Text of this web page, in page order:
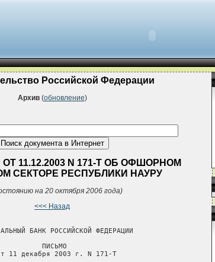
Российской Федерации
Архив (обновление)
11.12.2003 N 171-Т ОБ ОФШОРНОМ
СЕКТОРЕ РЕСПУБЛИКИ НАУРУ
на 20 октября 2006 года)
<<< Назад
БАНК РОССИЙСКОЙ ФЕДЕРАЦИИ
ПИСЬМО
11 декабря 2003 г. N 171-Т